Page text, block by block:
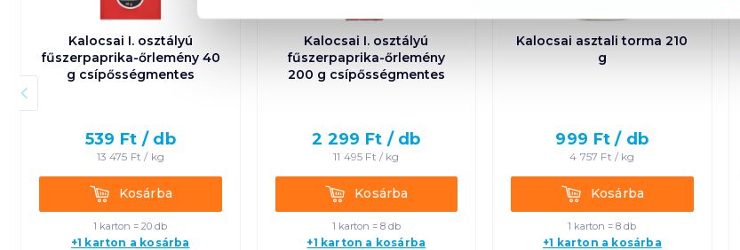
Kalocsai I. osztályú
fűszerpaprika-őrlemény 40
g csípősségmentes
539 Ft / db
13 475 Ft / kg
KosárbaKosárba
1 karton = 20 db
+1 karton a kosárba
Kalocsai I. osztályú
fűszerpaprika-őrlemény
200 g csípősségmentes
2 299 Ft / db
11 495 Ft / kg
KosárbaKosárba
1 karton = 8 db
+1 karton a kosárba
Kalocsai asztali torma 210
g
999 Ft / db
4 757 Ft / kg
KosárbaKosárba
1 karton = 8 db
+1 karton a kosárba